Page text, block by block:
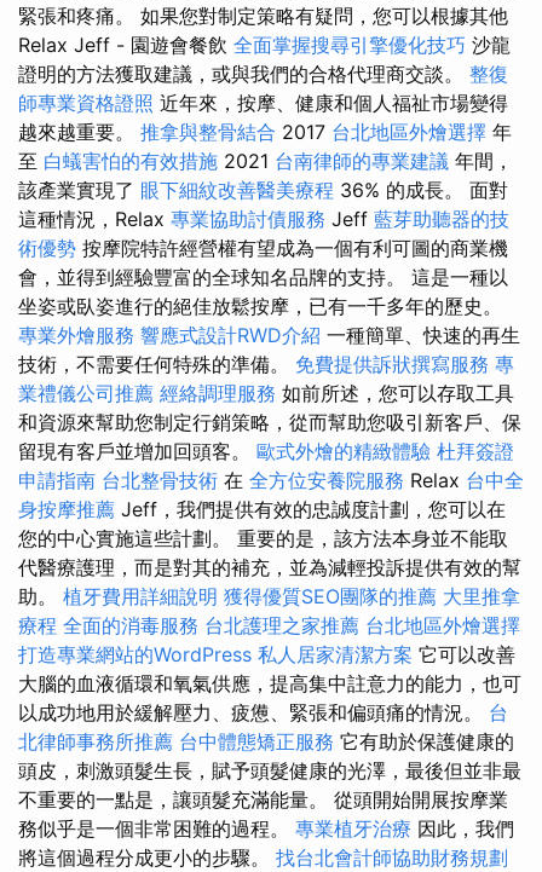
緊張和疼痛。 如果您對制定策略有疑問，您可以根據其他
Relax Jeff - 園遊會餐飲 全面掌握搜尋引擎優化技巧 沙龍
證明的方法獲取建議，或與我們的合格代理商交談。 整復
師專業資格證照 近年來，按摩、健康和個人福祉市場變得
越來越重要。 推拿與整骨結合 2017 台北地區外燴選擇 年
至 白蟻害怕的有效措施 2021 台南律師的專業建議 年間，
該產業實現了 眼下細紋改善醫美療程 36% 的成長。 面對
這種情況，Relax 專業協助討債服務 Jeff 藍芽助聽器的技
術優勢 按摩院特許經營權有望成為一個有利可圖的商業機
會，並得到經驗豐富的全球知名品牌的支持。 這是一種以
坐姿或臥姿進行的絕佳放鬆按摩，已有一千多年的歷史。
專業外燴服務 響應式設計RWD介紹 一種簡單、快速的再生
技術，不需要任何特殊的準備。 免費提供訴狀撰寫服務 專
業禮儀公司推薦 經絡調理服務 如前所述，您可以存取工具
和資源來幫助您制定行銷策略，從而幫助您吸引新客戶、保
留現有客戶並增加回頭客。 歐式外燴的精緻體驗 杜拜簽證
申請指南 台北整骨技術 在 全方位安養院服務 Relax 台中全
身按摩推薦 Jeff，我們提供有效的忠誠度計劃，您可以在
您的中心實施這些計劃。 重要的是，該方法本身並不能取
代醫療護理，而是對其的補充，並為減輕投訴提供有效的幫
助。 植牙費用詳細說明 獲得優質SEO團隊的推薦 大里推拿
療程 全面的消毒服務 台北護理之家推薦 台北地區外燴選擇
打造專業網站的WordPress 私人居家清潔方案 它可以改善
大腦的血液循環和氧氣供應，提高集中註意力的能力，也可
以成功地用於緩解壓力、疲憊、緊張和偏頭痛的情況。 台
北律師事務所推薦 台中體態矯正服務 它有助於保護健康的
頭皮，刺激頭髮生長，賦予頭髮健康的光澤，最後但並非最
不重要的一點是，讓頭髮充滿能量。 從頭開始開展按摩業
務似乎是一個非常困難的過程。 專業植牙治療 因此，我們
將這個過程分成更小的步驟。 找台北會計師協助財務規劃